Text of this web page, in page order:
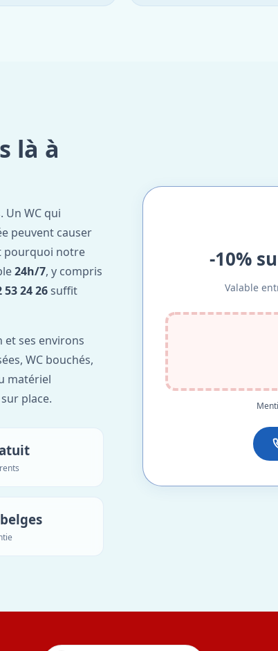
là à
Un WC qui
peuvent causer
pourquoi notre
24h/7, y compris
53 24 26suffit
et ses environs
WC bouchés,
matériel
place.
-10%
Valable